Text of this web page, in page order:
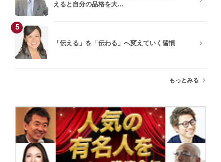
えると自分の品格を大…
5
「伝える」を「伝わる」へ変えていく習慣
もっとみる